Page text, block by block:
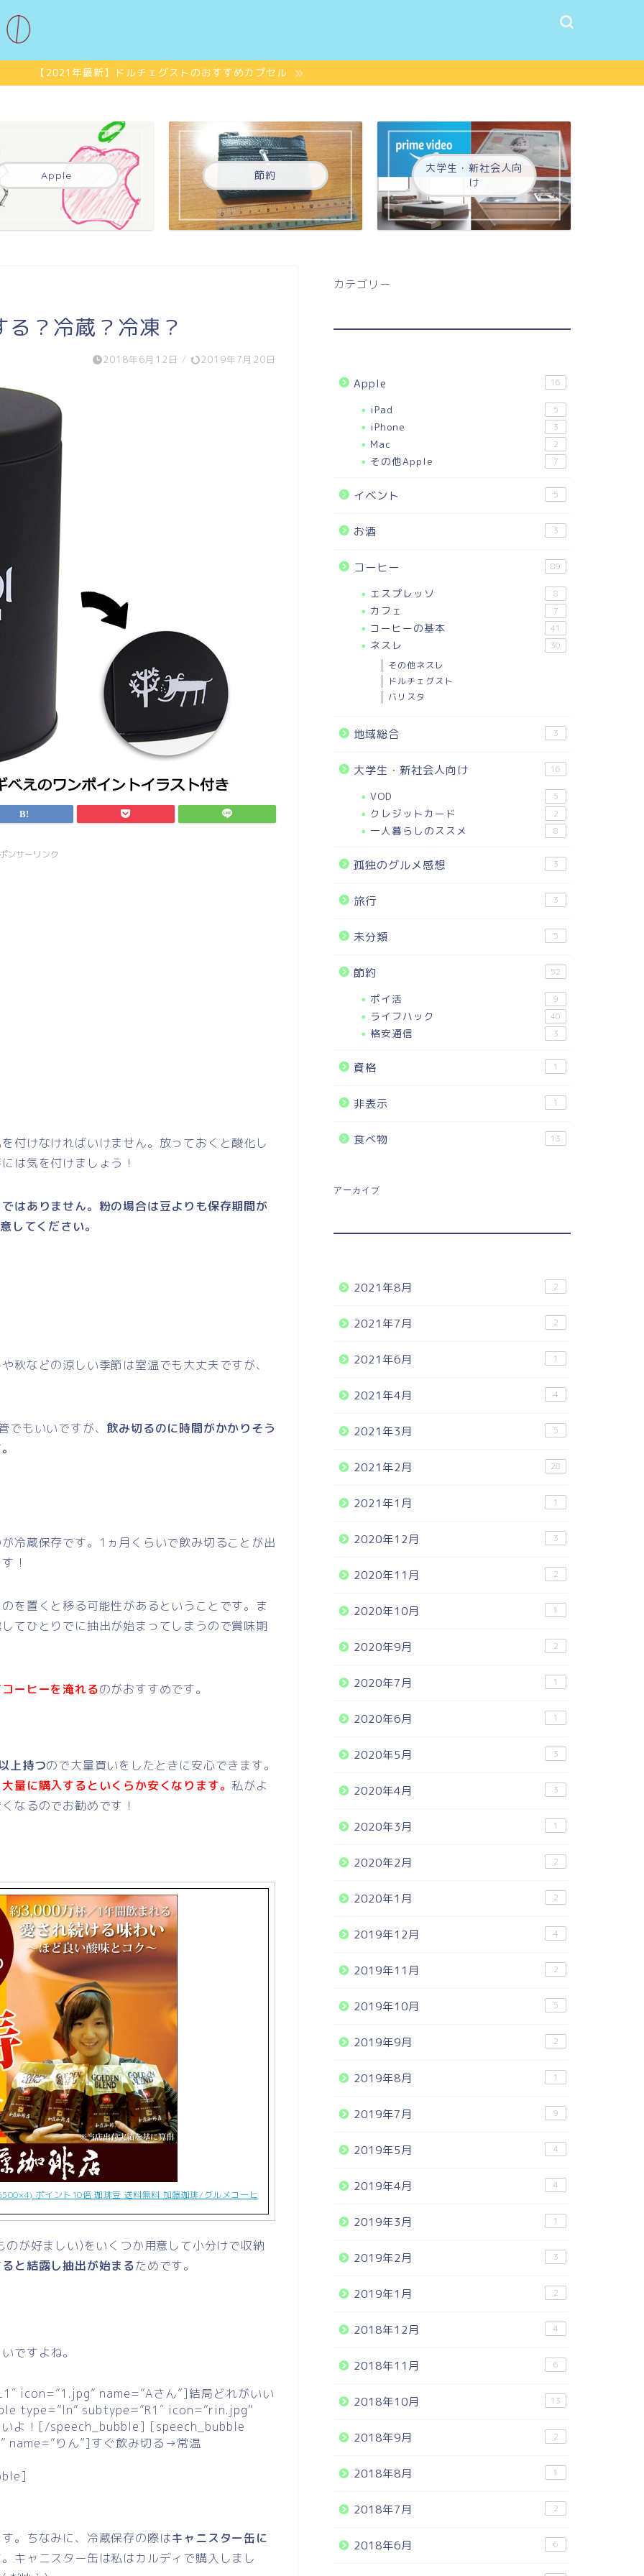
【2021年最新】ドルチェグストのおすすめカプセル
Apple 節約
大学生・新社会人向
け
？冷蔵？冷凍？
2018年6月12日 / 2019年7月20日
ンサーリンク
付けなければいけません。放っておくと酸化し
は気を付けましょう！
はありません。粉の場合は豆よりも保存期間が
してください。
秋などの涼しい季節は室温でも大丈夫ですが、
もいいですが、 飲み切るのに時間がかかりそう
冷蔵保存です。1ヵ月くらいで飲み切ることが出
！
を置くと移る可能性があるということです。ま
てひとりでに抽出が始まってしまうので賞味期
ーヒーを淹れるのがおすすめです。
上持つので大量買いをしたときに安心できます。
大量に購入するといくらか安くなります。 私がよ
なるのでお勧めです！
ポイント10倍 珈琲豆 送料無料 加藤珈琲/グルメコーヒ
が好ましい)をいくつか用意して小分けで収納
と結露し抽出が始まるためです。
ですよね。
icon=”1.jpg” name=”Aさん”]結局どれがいい
type=”ln” subtype=”R1″ icon=”rin.jpg”
いよ！[/speech_bubble] [speech_bubble
りん”]すぐ飲み切る→常温
。ちなみに、冷蔵保存の際はキャニスター缶に
キャニスター缶は私はカルディで購入しまし
カテゴリー
Apple 16
iPad 5
iPhone 3
Mac 2
その他Apple 7
イベント 5
お酒 3
コーヒー 89
エスプレッソ 8
カフェ 7
コーヒーの基本 41
ネスレ 30
その他ネスレ
ドルチェグスト
バリスタ
地域総合 3
大学生・新社会人向け 16
VOD 5
クレジットカード 2
一人暮らしのススメ 8
孤独のグルメ感想 3
旅行 3
未分類 5
節約 52
ポイ活 9
ライフハック 40
格安通信 3
資格 1
非表示 1
食べ物 13
アーカイブ
2021年8月 2
2021年7月 2
2021年6月 1
2021年4月 4
2021年3月 5
2021年2月 28
2021年1月 1
2020年12月 3
2020年11月 2
2020年10月 1
2020年9月 2
2020年7月 1
2020年6月 1
2020年5月 3
2020年4月 3
2020年3月 1
2020年2月 2
2020年1月 2
2019年12月 4
2019年11月 2
2019年10月 5
2019年9月 2
2019年8月 1
2019年7月 9
2019年5月 4
2019年4月 4
2019年3月 1
2019年2月 3
2019年1月 2
2018年12月 4
2018年11月 6
2018年10月 13
2018年9月 2
2018年8月 1
2018年7月 2
2018年6月 6